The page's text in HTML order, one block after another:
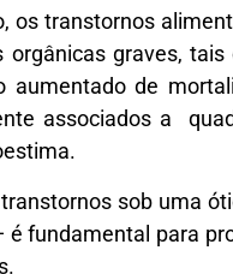
os transtornos
orgânicas graves,
aumentado de
associados a
sob uma
é fundamental para